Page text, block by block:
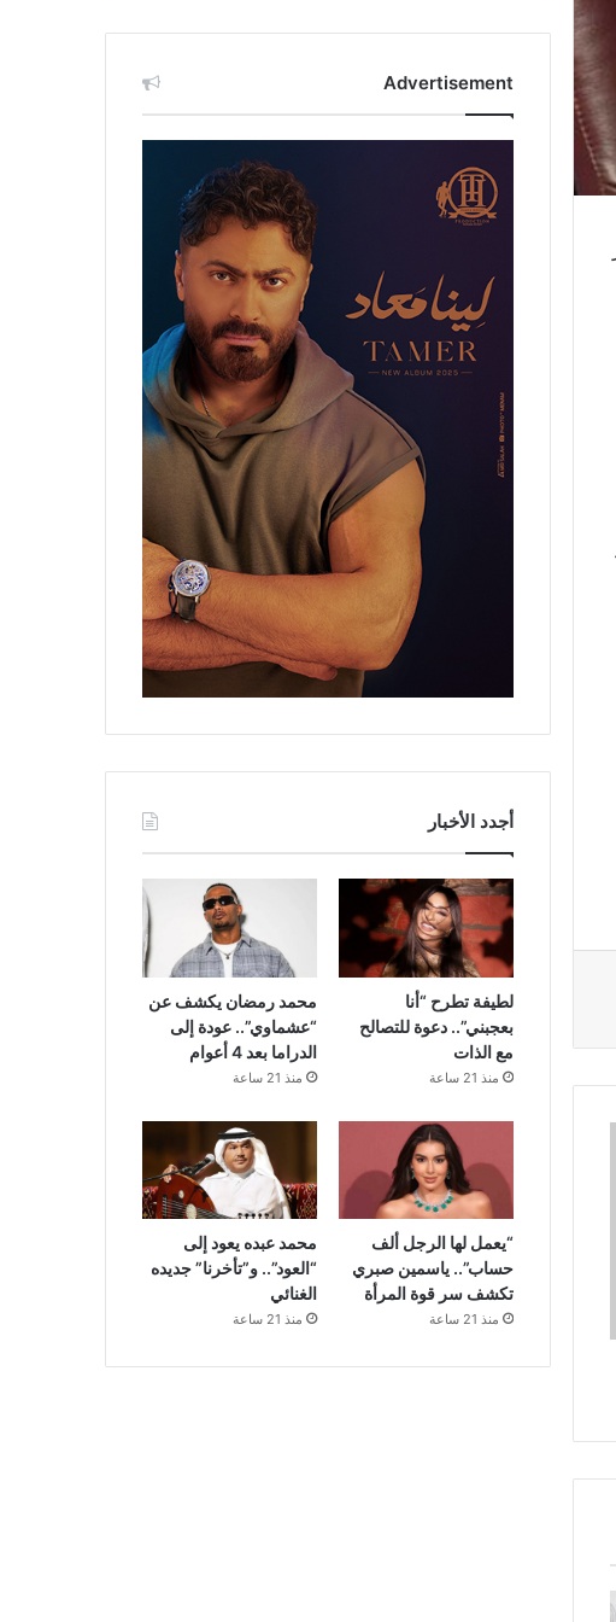
Advertisement
أجدد الأخبار
لطيفة تطرح “أنا
بعجبني”.. دعوة للتصالح
مع الذات
منذ 21 ساعة
محمد رمضان يكشف عن
“عشماوي”.. عودة إلى
الدراما بعد 4 أعوام
منذ 21 ساعة
“يعمل لها الرجل ألف
حساب”.. ياسمين صبري
تكشف سر قوة المرأة
منذ 21 ساعة
محمد عبده يعود إلى
“العود”.. و”تأخرنا” جديده
الغنائي
منذ 21 ساعة